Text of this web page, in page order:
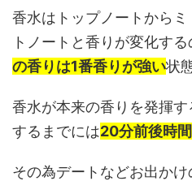
香水はトップノートから
トノートと香りが変化する
の香りは1番香りが強い状
香水が本来の香りを発揮す
するまでには20分前後時間
その為デートなどお出か